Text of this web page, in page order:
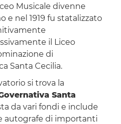
Musicale divenne
e nel 1919 fu statalizzato
il Liceo
di
Santa Cecilia.
si trova la
Santa
da vari fondi e include
autografe di importanti